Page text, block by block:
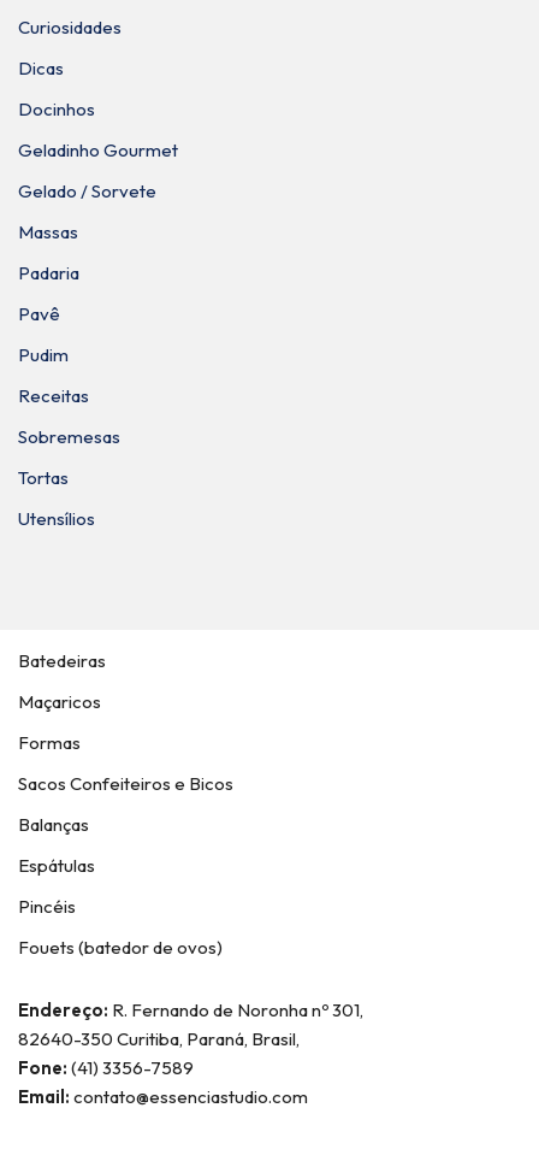
Curiosidades
Dicas
Docinhos
Geladinho Gourmet
Gelado / Sorvete
Massas
Padaria
Pavê
Pudim
Receitas
Sobremesas
Tortas
Utensílios
Batedeiras
Maçaricos
Formas
Sacos Confeiteiros e Bicos
Balanças
Espátulas
Pincéis
Fouets (batedor de ovos)
Endereço: R. Fernando de Noronha nº 301,
82640-350 Curitiba, Paraná, Brasil,
Fone: (41) 3356-7589
Email: contato@essenciastudio.com